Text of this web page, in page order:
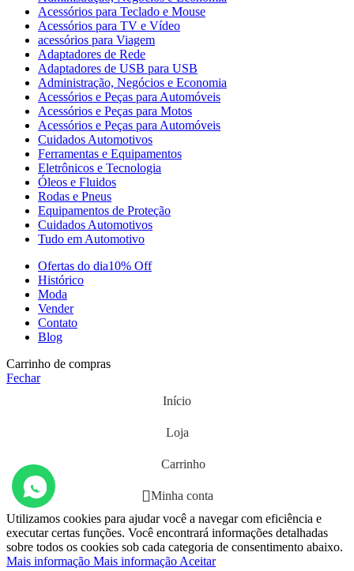
Acessórios para Teclado e Mouse
Acessórios para TV e Vídeo
acessórios para Viagem
Adaptadores de Rede
Adaptadores de USB para USB
Administração, Negócios e Economia
Acessórios e Peças para Automóveis
Acessórios e Peças para Motos
Acessórios e Peças para Automóveis
Cuidados Automotivos
Ferramentas e Equipamentos
Eletrônicos e Tecnologia
Óleos e Fluidos
Rodas e Pneus
Equipamentos de Proteção
Cuidados Automotivos
Tudo em Automotivo
Ofertas do dia10% Off
Histórico
Moda
Vender
Contato
Blog
Carrinho de compras
Fechar
Início
Loja
Carrinho
Minha conta
Utilizamos cookies para ajudar você a navegar com eficiência e
executar certas funções. Você encontrará informações detalhadas
sobre todos os cookies sob cada categoria de consentimento abaixo.
Mais informação Mais informação Aceitar